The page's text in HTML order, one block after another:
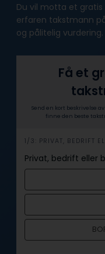
Du vil motta et
erfaren takstmann
og pålitelig vurdering.
Få et
Send en kort beskrivelse
finne den beste
h
e
r
1/3: PRIVAT, BEDRIFT
Privat, bedrift eller